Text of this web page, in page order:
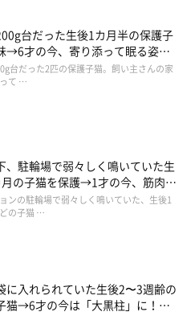
所に変化が見られるようです。
製の収納棚の上」
エアコンの一番いい吹き出し
ないのですが、暑い時期にな
く見られます。縁側でも、お
かの上に横になるのが、暑い
台だった生後1カ月半の保護子
→6才の今、寄り添って眠る姿に
り！
台だった2匹の保護子猫。飼い主さんの家
て …
、駐輪場で弱々しく鳴いていた生
の子猫を保護→1才の今、筋肉質
デレなコに成長
ンの駐輪場で弱々しく鳴いていた、生後1
の子猫 …
に入れられていた生後2〜3週齢の
猫→6才の今は「大黒柱」に！